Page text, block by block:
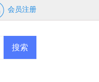
会员注册